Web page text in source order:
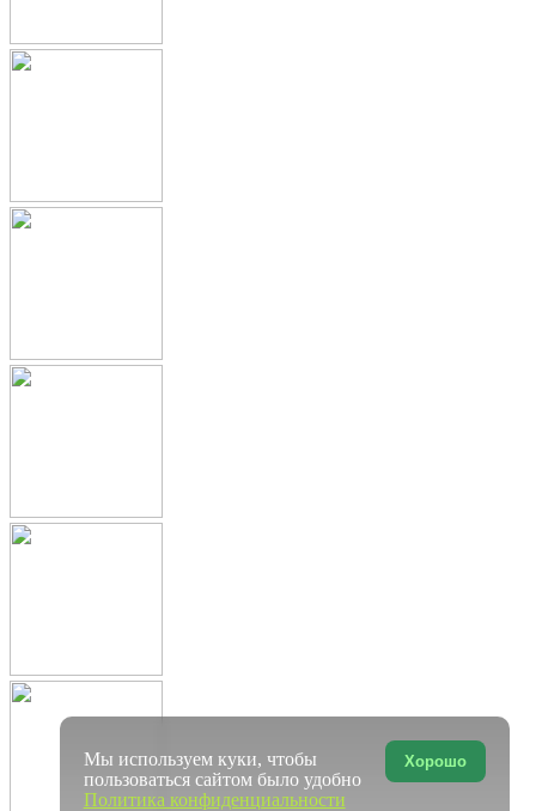
Хорошо
Мы используем куки, чтобы
пользоваться сайтом было удобно
Политика конфиденциальности